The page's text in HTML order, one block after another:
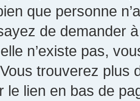
que personne
de demander
n’existe pas,
trouverez plus
le lien en bas de